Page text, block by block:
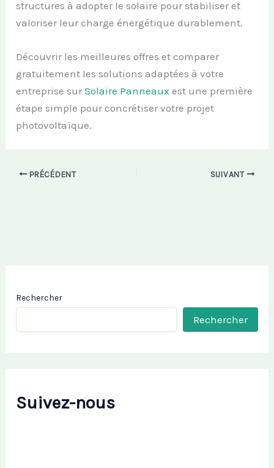
structures à adopter le solaire pour stabiliser et
valoriser leur charge énergétique durablement.
Découvrir les meilleures offres et comparer
gratuitement les solutions adaptées à votre
entreprise surSolaire Panneaux est une première
étape simple pour concrétiser votre projet
photovoltaïque.
PRÉCÉDENT SUIVANT
Rechercher
Rechercher
Suivez-nous